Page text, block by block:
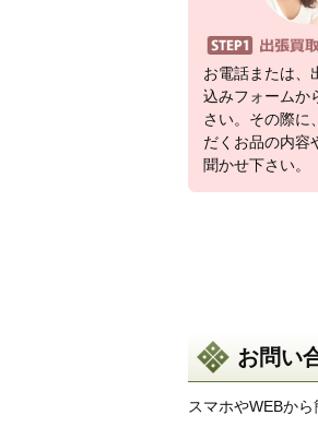
お電話または、
込みフォームか
さい。その際に
だくお品の内容
聞かせ下さい。
お問い
スマホやWEBか